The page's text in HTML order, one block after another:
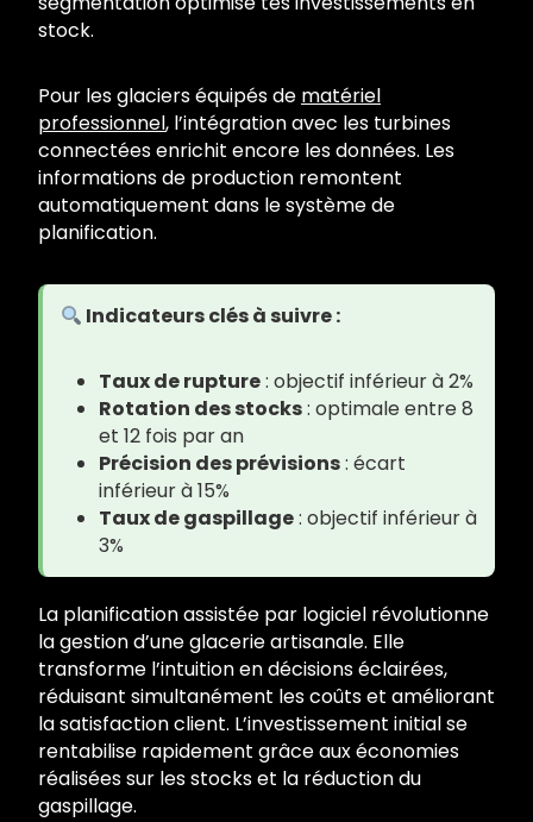
stock.
Pour les glaciers équipés de matériel
professionnel, l’intégration avec les turbines
connectées enrichit encore les données. Les
informations de production remontent
automatiquement dans le système de
planification.
Indicateurs clés à suivre :
Taux de rupture: objectif inférieur à 2%
Rotation des stocks: optimale entre 8
et 12 fois par an
Précision des prévisions: écart
inférieur à 15%
Taux de gaspillage: objectif inférieur à
3%
La planification assistée par logiciel révolutionne
la gestion d’une glacerie artisanale. Elle
transforme l’intuition en décisions éclairées,
réduisant simultanément les coûts et améliorant
la satisfaction client. L’investissement initial se
rentabilise rapidement grâce aux économies
réalisées sur les stocks et la réduction du
gaspillage.